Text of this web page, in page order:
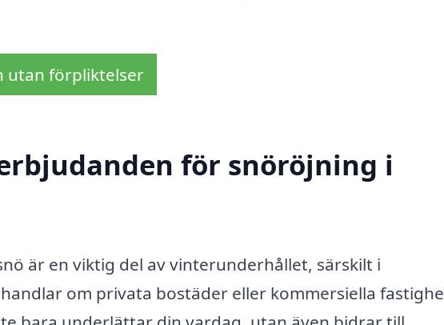
utan förpliktelser
för snöröjning i
är en viktig del av vinterunderhållet, särskilt i
om privata bostäder eller kommersiella